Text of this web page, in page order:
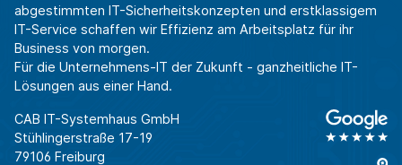
abgestimmten IT-Sicherheitskonzepten und erstklassigem
IT-Service schaffen wir Effizienz am Arbeitsplatz für ihr
Business von morgen.
Für die Unternehmens-IT der Zukunft - ganzheitliche IT-
Lösungen aus einer Hand.
CAB IT-Systemhaus GmbH
Stühlingerstraße 17-19
79106 Freiburg